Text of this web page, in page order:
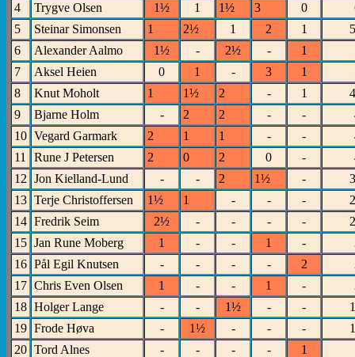
4
Trygve Olsen 1½ 1 1½ 3 0
5
Steinar Simonsen 1 2½ 1 2 1
6
Alexander Aalmo 1½ - 2½ - 1
7
Aksel Heien 0 1 - 3 1
8
Knut Moholt 1 1½ 2 - 1
9
Bjarne Holm - 2 2 - -
10 Vegard Garmark 2 1 1 - -
11
Rune J Petersen 2 0 2 0 -
12 Jon Kielland-Lund - - 2 1½ -
13 Terje Christoffersen 1½ 1 - - -
14 Fredrik Seim 2½ - - - -
15 Jan Rune Moberg 1 - - 1 -
16 Pål Egil Knutsen - - - - 2
17 Chris Even Olsen 1 - - 1 -
18 Holger Lange - - 1½ - -
19 Frode Høva - 1½ - - -
20 Tord Alnes - - - - 1